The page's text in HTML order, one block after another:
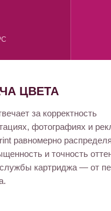
ЦВЕТА
за корректность
фотографиях и
равномерно
и точность
картриджа — от